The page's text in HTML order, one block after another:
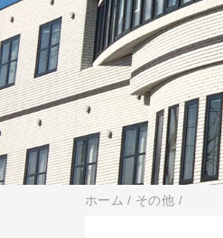
ホーム / その他 /